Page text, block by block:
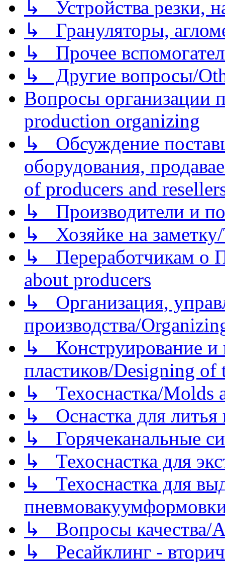
↳ Устройства резки,
↳ Грануляторы,
↳ Прочее
↳ Другие вопросы/
Вопросы организации
production organizing
↳ Обсуждение
оборудования,
of producers and
↳ Производители и
↳ Хозяйке на
↳ Переработчикам о
about producers
↳ Организация,
производства/
↳ Конструирование и
пластиков/Designing of
↳ Техоснастка/Molds
↳ Оснастка для литья
↳ Горячеканальные
↳ Техоснастка для
↳ Техоснастка для
↳ Вопросы качества/
↳ Ресайклинг -